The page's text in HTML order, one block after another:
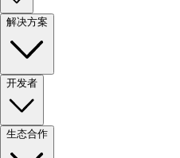
解决方案
开发者
生态合作